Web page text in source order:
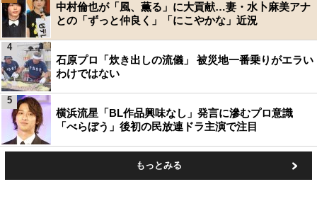
中村倫也が「風、薫る」に大貢献…妻・水卜麻美アナ
との「ずっと仲良く」「にこやかな」近況
石原プロ「炊き出しの流儀」 被災地一番乗りがエラい
わけではない
4
横浜流星「BL作品興味なし」発言に滲むプロ意識
「べらぼう」後初の民放連ドラ主演で注目
5
もっとみる